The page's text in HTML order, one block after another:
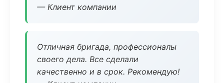
— Клиент компании
Отличная бригада, профессионалы
своего дела. Все сделали
качественно и в срок. Рекомендую!